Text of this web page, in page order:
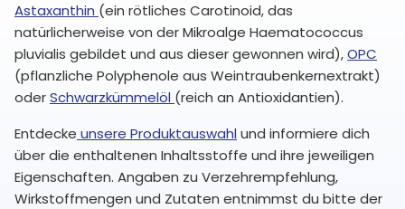
Astaxanthin (ein rötliches Carotinoid, das
natürlicherweise von der Mikroalge Haematococcus
pluvialis gebildet und aus dieser gewonnen wird),OPC
(pflanzliche Polyphenole aus Weintraubenkernextrakt)
oderSchwarzkümmelöl (reich an Antioxidantien).
Entdecke unsere Produktauswahlund informiere dich
über die enthaltenen Inhaltsstoffe und ihre jeweiligen
Eigenschaften. Angaben zu Verzehrempfehlung,
Wirkstoffmengen und Zutaten entnimmst du bitte der